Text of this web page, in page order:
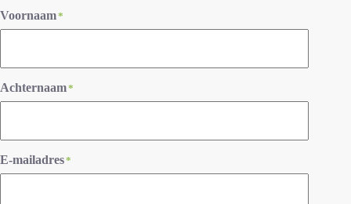
Voornaam*
Achternaam*
E-mailadres*